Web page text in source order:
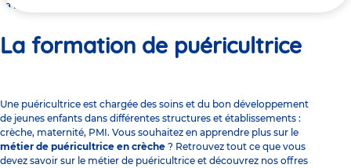
ici
La formation de puéricultrice
La formation de puéricultrice
Une puéricultrice est chargée des soins et du bon développement
de jeunes enfants dans différentes structures et établissements :
crèche, maternité, PMI. Vous souhaitez en apprendre plus sur le
métier de puéricultrice en crèche ? Retrouvez tout ce que vous
devez savoir sur le métier de puéricultrice et découvrez nos offres